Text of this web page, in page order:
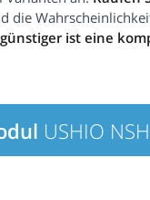
die
ist eine
USHIO